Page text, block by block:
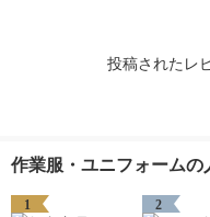
投稿されたレ
作業服・ユニフォームの
1 2